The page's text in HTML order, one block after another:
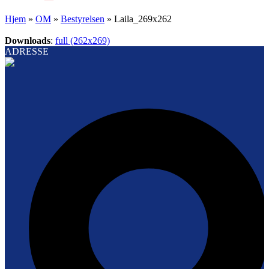
Hjem » OM » Bestyrelsen » Laila_269x262
Downloads: full (262x269)
ADRESSE